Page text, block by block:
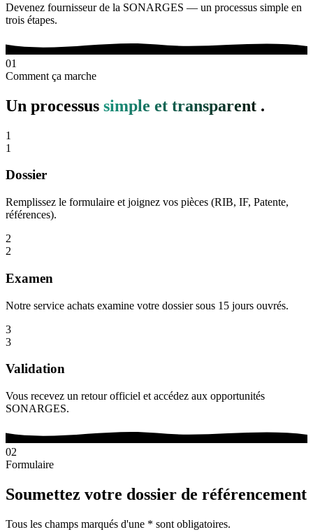
Devenez fournisseur de la SONARGES — un processus simple en
trois étapes.
01
Comment ça marche
Un processus simple et transparent .
1
1
Dossier
Remplissez le formulaire et joignez vos pièces (RIB, IF, Patente,
références).
2
2
Examen
Notre service achats examine votre dossier sous 15 jours ouvrés.
3
3
Validation
Vous recevez un retour officiel et accédez aux opportunités
SONARGES.
02
Formulaire
Soumettez votre dossier de référencement
Tous les champs marqués d'une * sont obligatoires.